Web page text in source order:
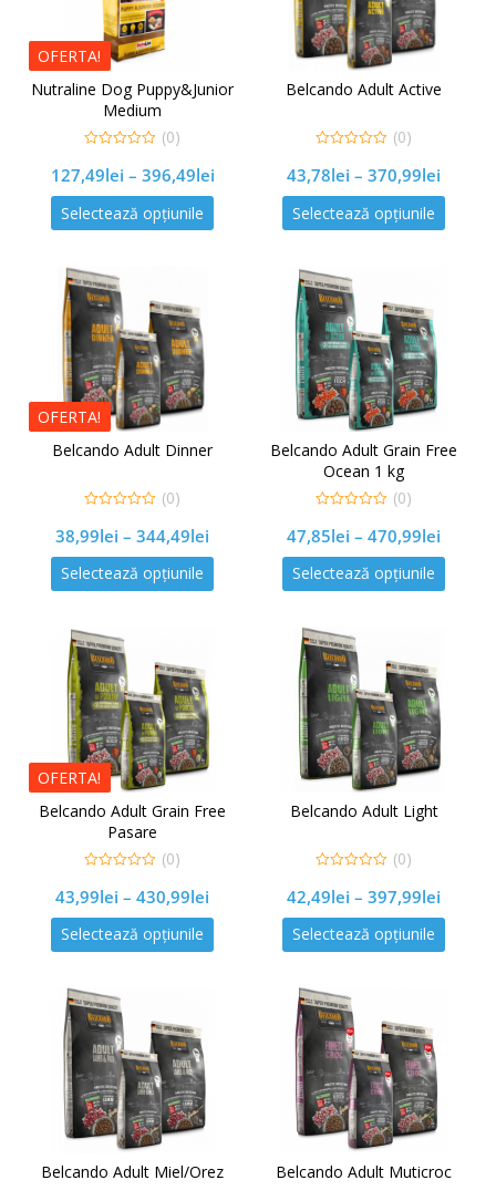
OFERTA!
Nutraline Dog Puppy&Junior
Medium
out
of
5
(0)
127,49lei – 396,49lei
Selectează opțiunile
Belcando Adult Active
out
of
5
(0)
43,78lei – 370,99lei
Selectează opțiunile
OFERTA!
Belcando Adult Dinner
out
of
5
(0)
38,99lei – 344,49lei
Selectează opțiunile
Belcando Adult Grain Free
Ocean 1 kg
out
of
5
(0)
47,85lei – 470,99lei
Selectează opțiunile
OFERTA!
Belcando Adult Grain Free
Pasare
out
of
5
(0)
43,99lei – 430,99lei
Selectează opțiunile
Belcando Adult Light
out
of
5
(0)
42,49lei – 397,99lei
Selectează opțiunile
Belcando Adult Miel/Orez Belcando Adult Muticroc